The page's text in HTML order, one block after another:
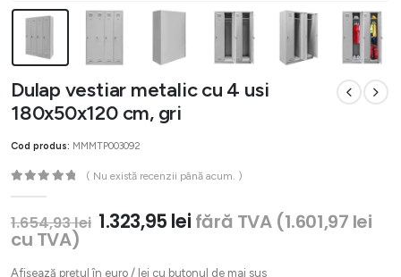
Dulap vestiar metalic cu 4 usi
180x50x120 cm, gri
Cod produs: MMMTP003092
( Nu există recenzii până acum. )
1.654,93lei Prețul
inițial
1.323,95 leiPrețul
fără TVA (1.601,97 lei
cu TVA)
Afișează prețul în euro / lei cu butonul de mai sus